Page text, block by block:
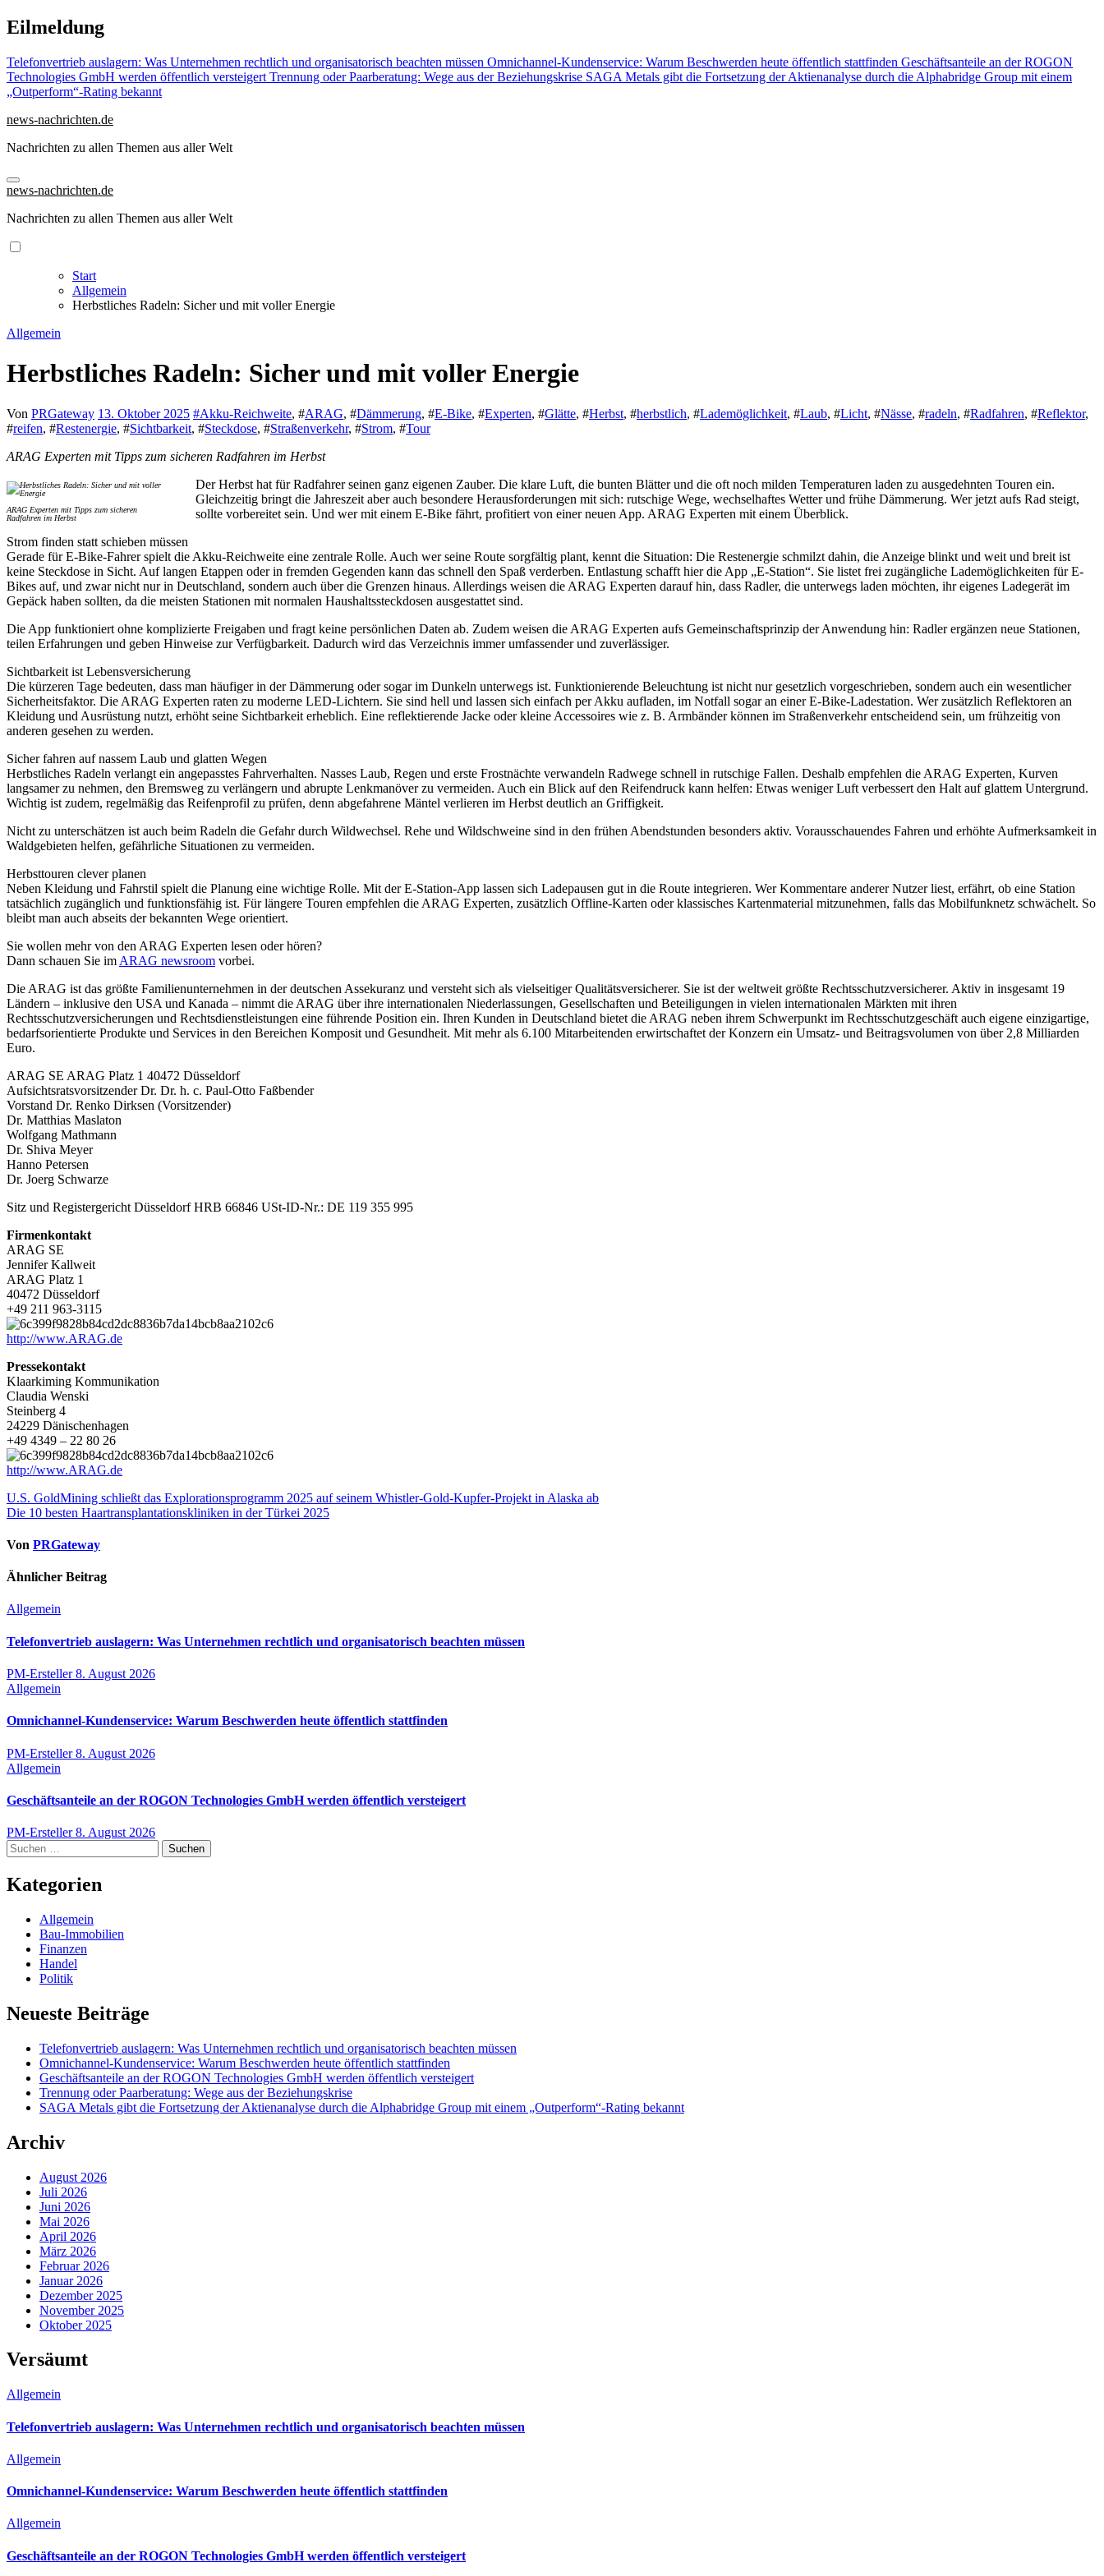
Zu
Inhalten
Eilmeldung
Telefonvertrieb auslagern: Was Unternehmen rechtlich und organisatorisch beachten müssen Omnichannel-Kundenservice: Warum Beschwerden heute öffentlich stattfinden Geschäftsanteile an der ROGON
Technologies GmbH werden öffentlich versteigert Trennung oder Paarberatung: Wege aus der Beziehungskrise SAGA Metals gibt die Fortsetzung der Aktienanalyse durch die Alphabridge Group mit einem
„Outperform“-Rating bekannt
news-nachrichten.de
Nachrichten zu allen Themen aus aller Welt
news-nachrichten.de
Nachrichten zu allen Themen aus aller Welt
Start
Allgemein
Herbstliches Radeln: Sicher und mit voller Energie
Allgemein
Herbstliches Radeln: Sicher und mit voller Energie
Von PRGateway 13. Oktober 2025 #Akku-Reichweite, #ARAG, #Dämmerung, #E-Bike, #Experten, #Glätte, #Herbst, #herbstlich, #Lademöglichkeit, #Laub, #Licht, #Nässe, #radeln, #Radfahren, #Reflektor,
#reifen, #Restenergie, #Sichtbarkeit, #Steckdose, #Straßenverkehr, #Strom, #Tour
ARAG Experten mit Tipps zum sicheren Radfahren im Herbst
ARAG Experten mit Tipps zum sicheren
Radfahren im Herbst
Der Herbst hat für Radfahrer seinen ganz eigenen Zauber. Die klare Luft, die bunten Blätter und die oft noch milden Temperaturen laden zu ausgedehnten Touren ein.
Gleichzeitig bringt die Jahreszeit aber auch besondere Herausforderungen mit sich: rutschige Wege, wechselhaftes Wetter und frühe Dämmerung. Wer jetzt aufs Rad steigt,
sollte vorbereitet sein. Und wer mit einem E-Bike fährt, profitiert von einer neuen App. ARAG Experten mit einem Überblick.
Strom finden statt schieben müssen
Gerade für E-Bike-Fahrer spielt die Akku-Reichweite eine zentrale Rolle. Auch wer seine Route sorgfältig plant, kennt die Situation: Die Restenergie schmilzt dahin, die Anzeige blinkt und weit und breit ist
keine Steckdose in Sicht. Auf langen Etappen oder in fremden Gegenden kann das schnell den Spaß verderben. Entlastung schafft hier die App „E-Station“. Sie listet frei zugängliche Lademöglichkeiten für E-
Bikes auf, und zwar nicht nur in Deutschland, sondern auch über die Grenzen hinaus. Allerdings weisen die ARAG Experten darauf hin, dass Radler, die unterwegs laden möchten, ihr eigenes Ladegerät im
Gepäck haben sollten, da die meisten Stationen mit normalen Haushaltssteckdosen ausgestattet sind.
Die App funktioniert ohne komplizierte Freigaben und fragt keine persönlichen Daten ab. Zudem weisen die ARAG Experten aufs Gemeinschaftsprinzip der Anwendung hin: Radler ergänzen neue Stationen,
teilen Erfahrungen und geben Hinweise zur Verfügbarkeit. Dadurch wird das Verzeichnis immer umfassender und zuverlässiger.
Sichtbarkeit ist Lebensversicherung
Die kürzeren Tage bedeuten, dass man häufiger in der Dämmerung oder sogar im Dunkeln unterwegs ist. Funktionierende Beleuchtung ist nicht nur gesetzlich vorgeschrieben, sondern auch ein wesentlicher
Sicherheitsfaktor. Die ARAG Experten raten zu moderne LED-Lichtern. Sie sind hell und lassen sich einfach per Akku aufladen, im Notfall sogar an einer E-Bike-Ladestation. Wer zusätzlich Reflektoren an
Kleidung und Ausrüstung nutzt, erhöht seine Sichtbarkeit erheblich. Eine reflektierende Jacke oder kleine Accessoires wie z. B. Armbänder können im Straßenverkehr entscheidend sein, um frühzeitig von
anderen gesehen zu werden.
Sicher fahren auf nassem Laub und glatten Wegen
Herbstliches Radeln verlangt ein angepasstes Fahrverhalten. Nasses Laub, Regen und erste Frostnächte verwandeln Radwege schnell in rutschige Fallen. Deshalb empfehlen die ARAG Experten, Kurven
langsamer zu nehmen, den Bremsweg zu verlängern und abrupte Lenkmanöver zu vermeiden. Auch ein Blick auf den Reifendruck kann helfen: Etwas weniger Luft verbessert den Halt auf glattem Untergrund.
Wichtig ist zudem, regelmäßig das Reifenprofil zu prüfen, denn abgefahrene Mäntel verlieren im Herbst deutlich an Griffigkeit.
Nicht zu unterschätzen ist auch beim Radeln die Gefahr durch Wildwechsel. Rehe und Wildschweine sind in den frühen Abendstunden besonders aktiv. Vorausschauendes Fahren und erhöhte Aufmerksamkeit in
Waldgebieten helfen, gefährliche Situationen zu vermeiden.
Herbsttouren clever planen
Neben Kleidung und Fahrstil spielt die Planung eine wichtige Rolle. Mit der E-Station-App lassen sich Ladepausen gut in die Route integrieren. Wer Kommentare anderer Nutzer liest, erfährt, ob eine Station
tatsächlich zugänglich und funktionsfähig ist. Für längere Touren empfehlen die ARAG Experten, zusätzlich Offline-Karten oder klassisches Kartenmaterial mitzunehmen, falls das Mobilfunknetz schwächelt. So
bleibt man auch abseits der bekannten Wege orientiert.
Sie wollen mehr von den ARAG Experten lesen oder hören?
Dann schauen Sie im ARAG newsroom vorbei.
Die ARAG ist das größte Familienunternehmen in der deutschen Assekuranz und versteht sich als vielseitiger Qualitätsversicherer. Sie ist der weltweit größte Rechtsschutzversicherer. Aktiv in insgesamt 19
Ländern – inklusive den USA und Kanada – nimmt die ARAG über ihre internationalen Niederlassungen, Gesellschaften und Beteiligungen in vielen internationalen Märkten mit ihren
Rechtsschutzversicherungen und Rechtsdienstleistungen eine führende Position ein. Ihren Kunden in Deutschland bietet die ARAG neben ihrem Schwerpunkt im Rechtsschutzgeschäft auch eigene einzigartige,
bedarfsorientierte Produkte und Services in den Bereichen Komposit und Gesundheit. Mit mehr als 6.100 Mitarbeitenden erwirtschaftet der Konzern ein Umsatz- und Beitragsvolumen von über 2,8 Milliarden
Euro.
ARAG SE ARAG Platz 1 40472 Düsseldorf
Aufsichtsratsvorsitzender Dr. Dr. h. c. Paul-Otto Faßbender
Vorstand Dr. Renko Dirksen (Vorsitzender)
Dr. Matthias Maslaton
Wolfgang Mathmann
Dr. Shiva Meyer
Hanno Petersen
Dr. Joerg Schwarze
Sitz und Registergericht Düsseldorf HRB 66846 USt-ID-Nr.: DE 119 355 995
Firmenkontakt
ARAG SE
Jennifer Kallweit
ARAG Platz 1
40472 Düsseldorf
+49 211 963-3115
http://www.ARAG.de
Pressekontakt
Klaarkiming Kommunikation
Claudia Wenski
Steinberg 4
24229 Dänischenhagen
+49 4349 – 22 80 26
http://www.ARAG.de
Beitragsnavigation
U.S. GoldMining schließt das Explorationsprogramm 2025 auf seinem Whistler-Gold-Kupfer-Projekt in Alaska ab
Die 10 besten Haartransplantationskliniken in der Türkei 2025
Von PRGateway
Ähnlicher Beitrag
Allgemein
Telefonvertrieb auslagern: Was Unternehmen rechtlich und organisatorisch beachten müssen
PM-Ersteller8. August 2026
Allgemein
Omnichannel-Kundenservice: Warum Beschwerden heute öffentlich stattfinden
PM-Ersteller8. August 2026
Allgemein
Geschäftsanteile an der ROGON Technologies GmbH werden öffentlich versteigert
PM-Ersteller8. August 2026
Suchen
nach:
Kategorien
Allgemein
Bau-Immobilien
Finanzen
Handel
Politik
Neueste Beiträge
Telefonvertrieb auslagern: Was Unternehmen rechtlich und organisatorisch beachten müssen
Omnichannel-Kundenservice: Warum Beschwerden heute öffentlich stattfinden
Geschäftsanteile an der ROGON Technologies GmbH werden öffentlich versteigert
Trennung oder Paarberatung: Wege aus der Beziehungskrise
SAGA Metals gibt die Fortsetzung der Aktienanalyse durch die Alphabridge Group mit einem „Outperform“-Rating bekannt
Archiv
August 2026
Juli 2026
Juni 2026
Mai 2026
April 2026
März 2026
Februar 2026
Januar 2026
Dezember 2025
November 2025
Oktober 2025
Versäumt
Allgemein
Telefonvertrieb auslagern: Was Unternehmen rechtlich und organisatorisch beachten müssen
Allgemein
Omnichannel-Kundenservice: Warum Beschwerden heute öffentlich stattfinden
Allgemein
Geschäftsanteile an der ROGON Technologies GmbH werden öffentlich versteigert